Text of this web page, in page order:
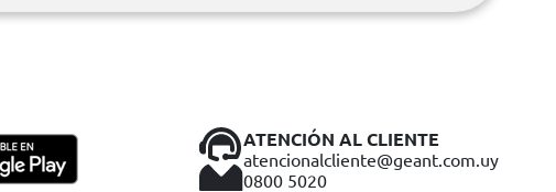
ATENCIÓN AL CLIENTE
atencionalcliente@geant.com.uy
0800 5020